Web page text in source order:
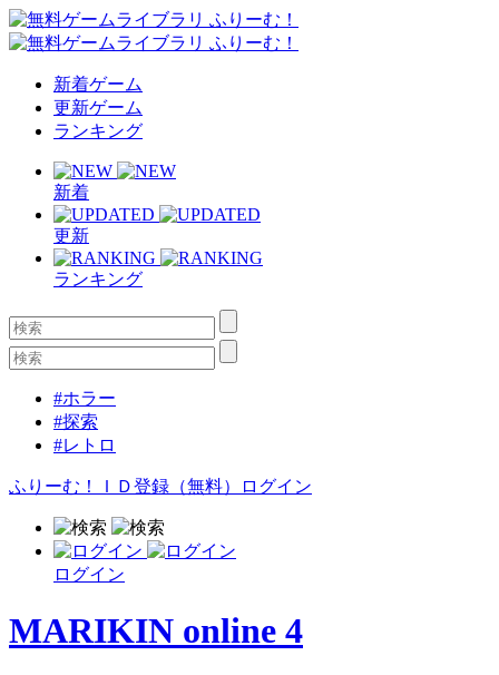
新着ゲーム
更新ゲーム
ランキング
新着
更新
ランキング
#ホラー
#探索
#レトロ
ふりーむ！ＩＤ登録（無料） ログイン
ログイン
MARIKIN online 4